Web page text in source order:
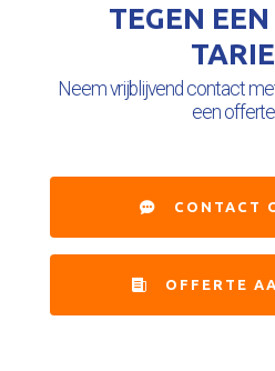
TEGEN EEN
Neem vrijblijvend contact
een
CONTACT
OFFERTE